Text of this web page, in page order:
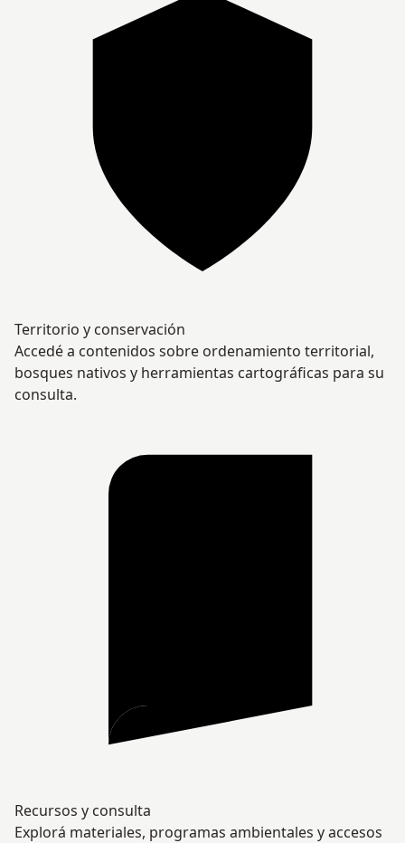
Territorio y conservación
Accedé a contenidos sobre ordenamiento territorial,
bosques nativos y herramientas cartográficas para su
consulta.
Recursos y consulta
Explorá materiales, programas ambientales y accesos